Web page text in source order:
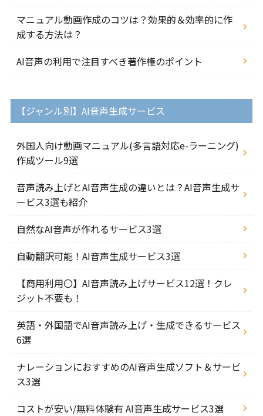
マニュアル動画作成のコツは？効果的＆効率的に作
成する方法は？
AI音声の利用で注目すべき著作権のポイント
【ジャンル別】AI音声生成サービス
外国人向け動画マニュアル(多言語対応e-ラーニング)
作成ツール9選
音声読み上げとAI音声生成の違いとは？AI音声生成サ
ービス3選も紹介
自然なAI音声が作れるサービス3選
自動翻訳可能！AI音声生成サービス3選
【商用利用〇】AI音声読み上げサービス12選！クレ
ジット不要も！
英語・外国語でAI音声読み上げ・生成できるサービス
6選
ナレーションにおすすめのAI音声生成ソフト＆サービ
ス3選
コストが安い/無料体験有 AI音声生成サービス3選